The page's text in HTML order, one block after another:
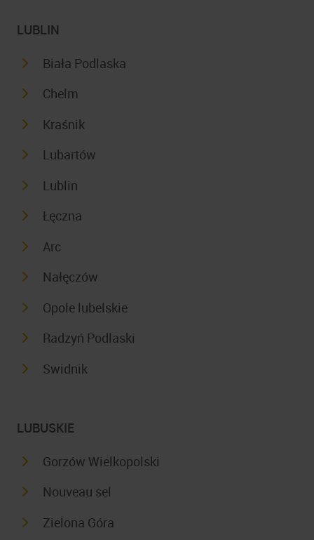
LUBLIN
Biała Podlaska
Chelm
Kraśnik
Lubartów
Lublin
Łęczna
Arc
Nałęczów
Opole lubelskie
Radzyń Podlaski
Swidnik
LUBUSKIE
Gorzów Wielkopolski
Nouveau sel
Zielona Góra